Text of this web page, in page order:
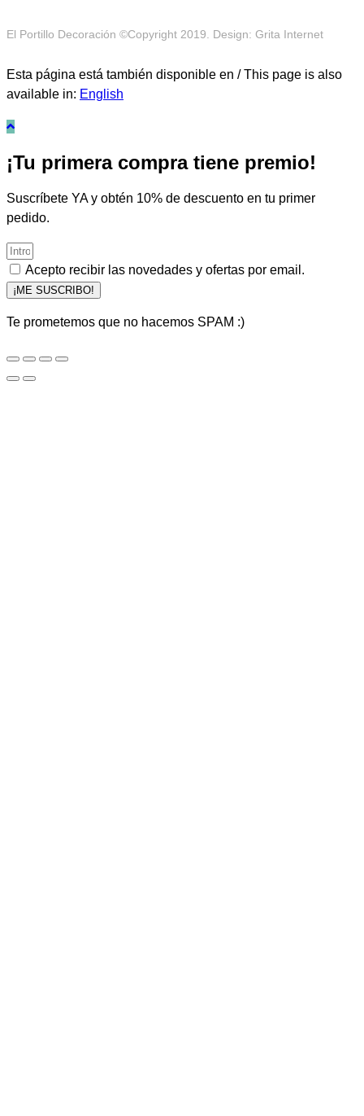
El Portillo Decoración ©Copyright 2019. Design: Grita Internet
Esta página está también disponible en / This page is also
available in: English
¡Tu primera compra tiene premio!
Suscríbete YA y obtén 10% de descuento en tu primer
pedido.
Acepto recibir las novedades y ofertas por email.
¡ME SUSCRIBO!
Te prometemos que no hacemos SPAM :)